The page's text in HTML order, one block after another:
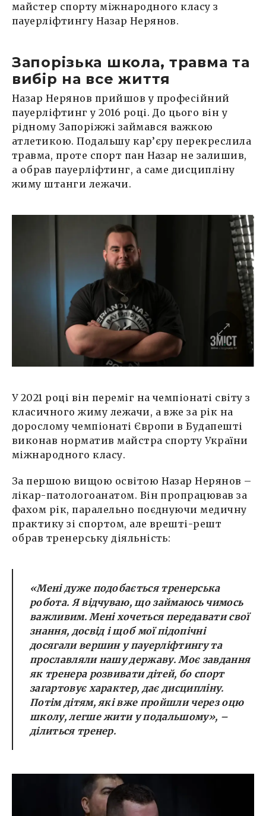
майстер спорту міжнародного класу з
пауерліфтингу Назар Нерянов.
Запорізька школа, травма та
вибір на все життя
Назар Нерянов прийшов у професійний
пауерліфтинг у 2016 році. До цього він у
рідному Запоріжжі займався важкою
атлетикою. Подальшу кар’єру перекреслила
травма, проте спорт пан Назар не залишив,
а обрав пауерліфтинг, а саме дисципліну
жиму штанги лежачи.
У 2021 році він переміг на чемпіонаті світу з
класичного жиму лежачи, а вже за рік на
дорослому чемпіонаті Європи в Будапешті
виконав норматив майстра спорту України
міжнародного класу.
За першою вищою освітою Назар Нерянов –
лікар-патологоанатом. Він пропрацював за
фахом рік, паралельно поєднуючи медичну
практику зі спортом, але врешті-решт
обрав тренерську діяльність:
«Мені дуже подобається тренерська
робота. Я відчуваю, що займаюсь чимось
важливим. Мені хочеться передавати свої
знання, досвід і щоб мої підопічні
досягали вершин у пауерліфтингу та
прославляли нашу державу. Моє завдання
як тренера розвивати дітей, бо спорт
загартовує характер, дає дисципліну.
Потім дітям, які вже пройшли через оцю
школу, легше жити у подальшому», –
ділиться тренер.